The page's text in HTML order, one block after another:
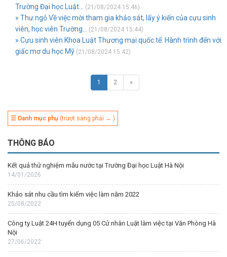
Trường Đại học Luật...
(21/08/2024 15:46)
» Thư ngỏ Về việc mời tham gia khảo sát, lấy ý kiến của cựu sinh
viên, học viên Trường...
(21/08/2024 15:44)
» Cựu sinh viên Khoa Luật Thương mại quốc tế: Hành trình đến với
giấc mơ du học Mỹ (21/08/2024 15:42)
1 2 »
☰ Danh mục phụ (trượt sang phải → )
THÔNG BÁO
Kết quả thử nghiệm mẫu nước tại Trường Đại học Luật Hà Nội
14/01/2026
Khảo sát nhu cầu tìm kiếm việc làm năm 2022
25/08/2022
Công ty Luật 24H tuyển dụng 05 Cử nhân Luật làm việc tại Văn Phòng Hà
Nội
27/06/2022